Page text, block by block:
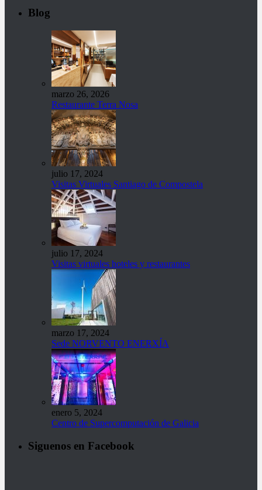
Blog
marzo 26, 2026
Restaurante Terra Nosa
julio 17, 2024
Visitas Virtuales Santiago de Compostela
julio 17, 2024
Visitas virtuales hoteles y restaurantes
marzo 17, 2024
Sede NORVENTO ENERXÍA
enero 5, 2024
Centro de Supercomputación de Galicia
Siguenos en Facebook